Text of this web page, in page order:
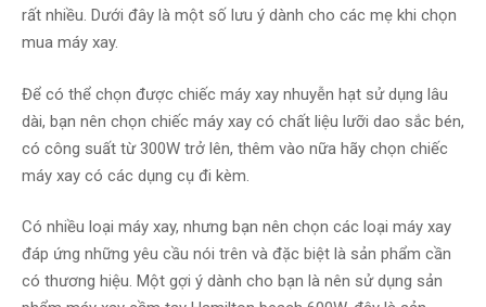
rất nhiều. Dưới đây là một số lưu ý dành cho các mẹ khi chọn
mua máy xay.
Để có thể chọn được chiếc máy xay nhuyễn hạt sử dụng lâu
dài, bạn nên chọn chiếc máy xay có chất liệu lưỡi dao sắc bén,
có công suất từ 300W trở lên, thêm vào nữa hãy chọn chiếc
máy xay có các dụng cụ đi kèm.
Có nhiều loại máy xay, nhưng bạn nên chọn các loại máy xay
đáp ứng những yêu cầu nói trên và đặc biệt là sản phẩm cần
có thương hiệu. Một gợi ý dành cho bạn là nên sử dụng sản